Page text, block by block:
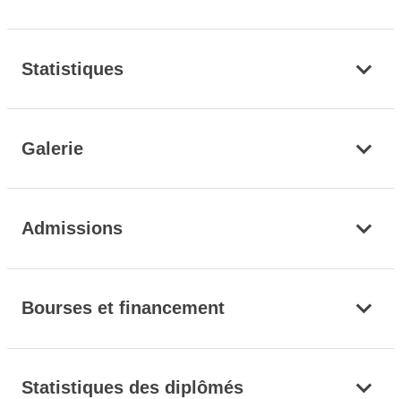
Statistiques
Galerie
Admissions
Bourses et financement
Statistiques des diplômés